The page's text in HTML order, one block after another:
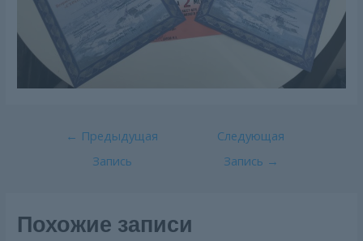
Навигация
← Предыдущая
Запись
Следующая
Запись →
Похожие записи